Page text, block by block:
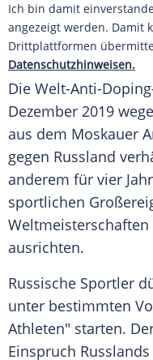
Ich bin damit
angezeigt werden. Damit
Drittplattformen
Datenschutzhinweisen.
Die Welt-Anti-
Dezember 2019
aus dem Moskauer
gegen Russland
anderem für vier
sportlichen
ausrichten.
Russische Sportler
unter bestimmten
Athleten" starten.
Einspruch Russlands